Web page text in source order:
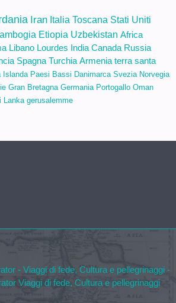
Iran Italia Toscana Stati Uniti
Etiopia Uzbekistan Africa
Libano Lourdes India Canada Russia
Spagna Turchia Armenia terra santa
Islanda Paesi Bassi Danimarca Svezia Norvegia
Gran Bretagna Germania Portogallo Oman
Lanka gerusalemme